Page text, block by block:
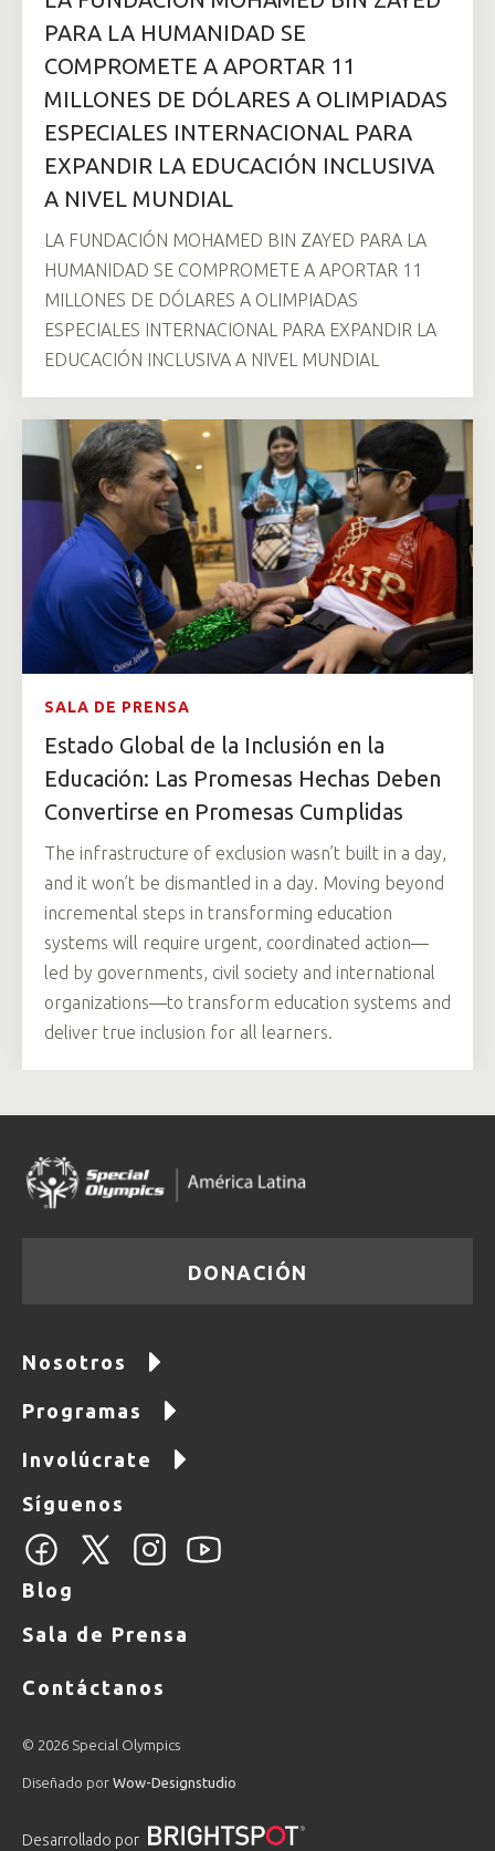
PARA LA HUMANIDAD SE
COMPROMETE A APORTAR 11
MILLONES DE DÓLARES A OLIMPIADAS
ESPECIALES INTERNACIONAL PARA
EXPANDIR LA EDUCACIÓN INCLUSIVA
A NIVEL MUNDIAL
LA FUNDACIÓN MOHAMED BIN ZAYED PARA LA
HUMANIDAD SE COMPROMETE A APORTAR 11
MILLONES DE DÓLARES A OLIMPIADAS
ESPECIALES INTERNACIONAL PARA EXPANDIR LA
EDUCACIÓN INCLUSIVA A NIVEL MUNDIAL
SALA DE PRENSA
Estado Global de la Inclusión en la
Educación: Las Promesas Hechas Deben
Convertirse en Promesas Cumplidas
The infrastructure of exclusion wasn’t built in a day,
and it won’t be dismantled in a day. Moving beyond
incremental steps in transforming education
systems will require urgent, coordinated action—
led by governments, civil society and international
organizations—to transform education systems and
deliver true inclusion for all learners.
DONACIÓN
Nosotros
Programas
Involúcrate
Síguenos
Blog
Sala de Prensa
Contáctanos
© 2026 Special Olympics
Diseñado por Wow-Designstudio
Desarrollado por